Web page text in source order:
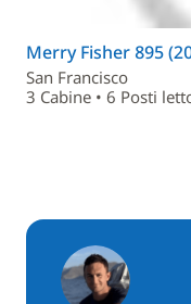
Merry Fisher 895
San Francisco
3 Cabine • 6 Posti